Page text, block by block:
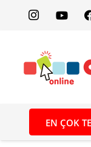
EN ÇOK